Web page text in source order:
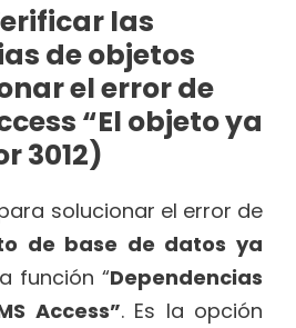
las
de objetos
el error de
“El objeto ya
3012)
solucionar el error de
de base de datos ya
función “Dependencias
Access”. Es la opción